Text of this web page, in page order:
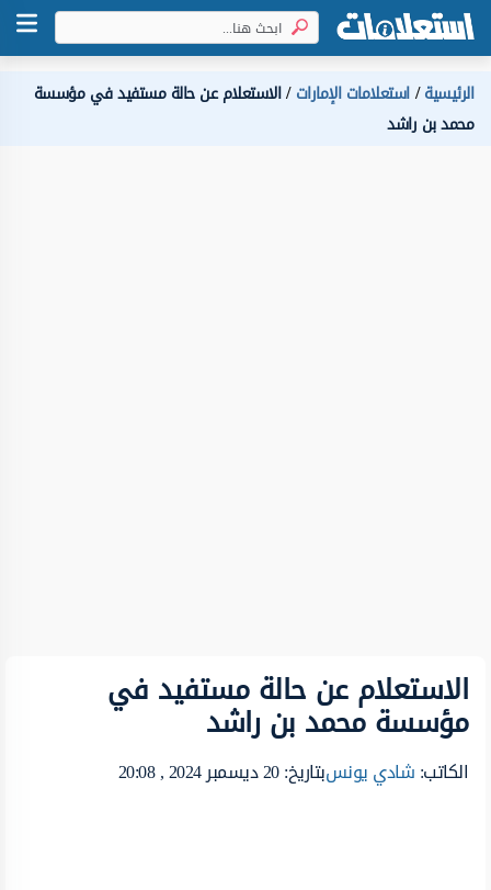
الرئيسية استعلامات الإمارات الاستعلام عن حالة مستفيد في مؤسسة
محمد بن راشد
الاستعلام عن حالة مستفيد في
مؤسسة محمد بن راشد
الكاتب:شادي يونسبتاريخ: 20 ديسمبر 2024 , 20:08